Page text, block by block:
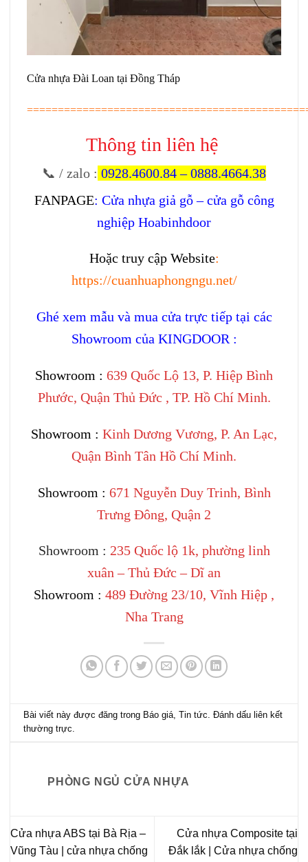
Cửa nhựa Đài Loan tại Đồng Tháp
Thông tin liên hệ
📞 / zalo : 0928.4600.84–0888.4664.38
FANPAGE: Cửa nhựa giả gỗ – cửa gỗ công
nghiệp Hoabinhdoor
Hoặc truy cập Website:
https://cuanhuaphongngu.net/
Ghé xem mẫu và mua cửa trực tiếp tại các
Showroom của KINGDOOR :
Showroom : 639 Quốc Lộ 13, P. Hiệp Bình
Phước, Quận Thủ Đức , TP. Hồ Chí Minh.
Showroom : Kinh Dương Vương, P. An Lạc,
Quận Bình Tân Hồ Chí Minh.
Showroom : 671 Nguyễn Duy Trinh, Bình
Trưng Đông, Quận 2
Showroom : 235 Quốc lộ 1k, phường linh
xuân – Thủ Đức – Dĩ an
Showroom : 489 Đường 23/10, Vĩnh Hiệp ,
Nha Trang
Bài viết này được đăng trong Báo giá,Tin tức. Đánh dấu liên kết
thường trực.
PHÒNG NGỦ CỬA NHỰA
Cửa nhựa ABS tại Bà Rịa –
Vũng Tàu | cửa nhựa chống
Cửa nhựa Composite tại
Đắk lắk | Cửa nhựa chống